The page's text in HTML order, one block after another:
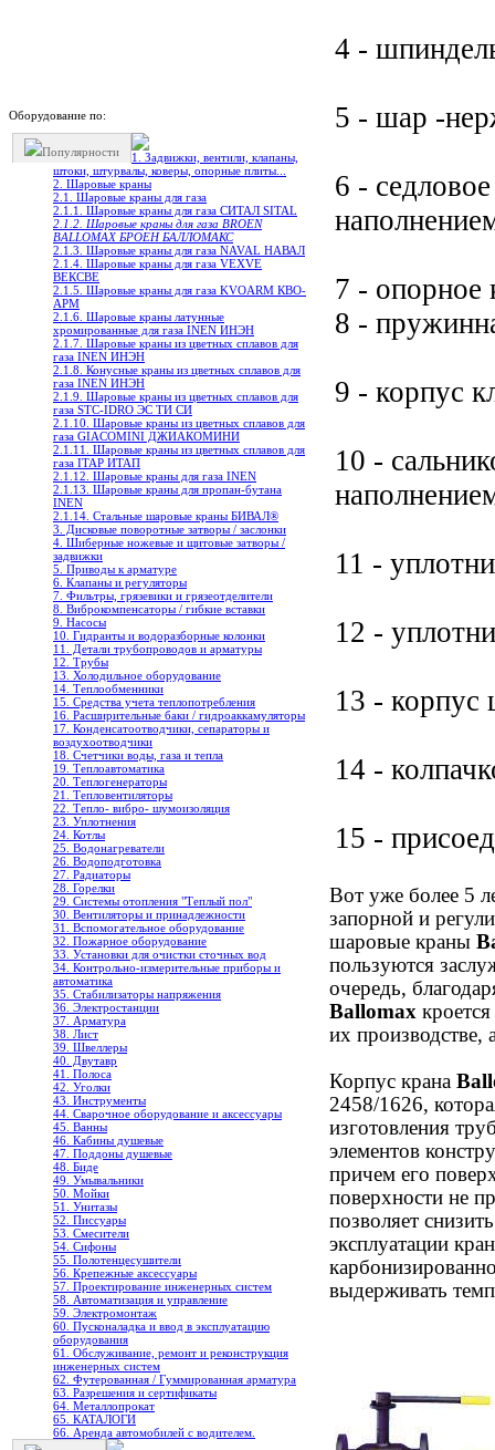
Оборудование по:
Популярности
1. Задвижки, вентили, клапаны,
штоки, штурвалы, коверы, опорные плиты...
2. Шаровые краны
2.1. Шаровые краны для газа
2.1.1. Шаровые краны для газа СИТАЛ SITAL
2.1.2. Шаровые краны для газа BROEN
BALLOMAX БРОЕН БАЛЛОМАКС
2.1.3. Шаровые краны для газа NAVAL НАВАЛ
2.1.4. Шаровые краны для газа VEXVE
ВЕКСВЕ
2.1.5. Шаровые краны для газа KVOARM КВО-
АРМ
2.1.6. Шаровые краны латунные
хромированные для газа INEN ИНЭН
2.1.7. Шаровые краны из цветных сплавов для
газа INEN ИНЭН
2.1.8. Конусные краны из цветных сплавов для
газа INEN ИНЭН
2.1.9. Шаровые краны из цветных сплавов для
газа STC-IDRO ЭС ТИ СИ
2.1.10. Шаровые краны из цветных сплавов для
газа GIACOMINI ДЖИАКОМИНИ
2.1.11. Шаровые краны из цветных сплавов для
газа ITAP ИТАП
2.1.12. Шаровые краны для газа INEN
2.1.13. Шаровые краны для пропан-бутана
INEN
2.1.14. Стальные шаровые краны БИВАЛ®
3. Дисковые поворотные затворы / заслонки
4. Шиберные ножевые и щитовые затворы /
задвижки
5. Приводы к арматуре
6. Клапаны и регуляторы
7. Фильтры, грязевики и грязеотделители
8. Виброкомпенсаторы / гибкие вставки
9. Насосы
10. Гидранты и водоразборные колонки
11. Детали трубопроводов и арматуры
12. Трубы
13. Холодильное oборудование
14. Теплообменники
15. Средства учета теплопотребления
16. Расширительные баки / гидроаккамуляторы
17. Конденсатоотводчики, сепараторы и
воздухоотводчики
18. Счетчики воды, газа и тепла
19. Теплоавтоматика
20. Теплогенераторы
21. Тепловентиляторы
22. Тепло- вибро- шумоизоляция
23. Уплотнения
24. Котлы
25. Водонагреватели
26. Водоподготовка
27. Радиаторы
28. Горелки
29. Системы отопления "Теплый пол"
30. Вентиляторы и принадлежности
31. Вспомогательное оборудование
32. Пожарное оборудование
33. Установки для очистки сточных вод
34. Контрольно-измерительные приборы и
автоматика
35. Стабилизаторы напряжения
36. Электростанции
37. Арматура
38. Лист
39. Швеллеры
40. Двутавр
41. Полоса
42. Уголки
43. Инструменты
44. Сварочное оборудование и аксессуары
45. Ванны
46. Кабины душевые
47. Поддоны душевые
48. Биде
49. Умывальники
50. Мойки
51. Унитазы
52. Писсуары
53. Смесители
54. Сифоны
55. Полотенцесушители
56. Крепежные аксессуары
57. Проектирование инженерных систем
58. Автоматизация и управление
59. Электромонтаж
60. Пусконаладка и ввод в эксплуатацию
оборудования
61. Обслуживание, ремонт и реконструкция
инженерных систем
62. Футерованная / Гуммированная арматура
63. Разрешения и сертификаты
64. Металлопрокат
65. КАТАЛОГИ
66. Аренда автомобилей с водителем.
4 -
5 - шар -
6 -
7 - опорное
8 -
9 - корпус
10 -
11 -
12 -
13 - корпус
14 -
15 -
Вот уже более 5
запорной и
шаровые краны
пользуются
очередь,
Ballomax
их производстве,
Корпус крана
2458/1626,
изготовления
элементов
причем его
поверхности не
позволяет
эксплуатации
выдерживать